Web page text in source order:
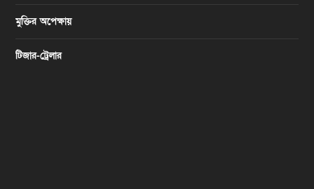
মুক্তির অপেক্ষায়
টিজার-ট্রেলার